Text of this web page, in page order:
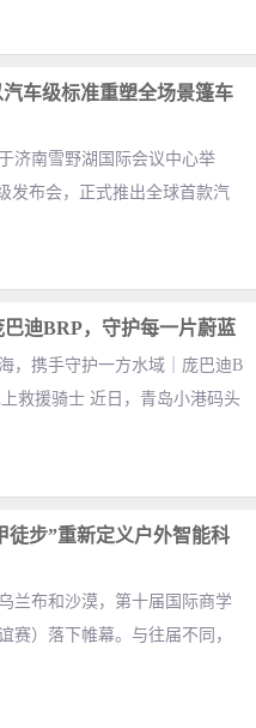
车级标准重塑全场景篷车
济南雪野湖国际会议中心举
发布会，正式推出全球首款汽
迪BRP，守护每一片蔚蓝
，携手守护一方水域｜庞巴迪B
救援骑士 近日，青岛小港码头
徒步”重新定义户外智能科
兰布和沙漠，第十届国际商学
赛）落下帷幕。与往届不同，